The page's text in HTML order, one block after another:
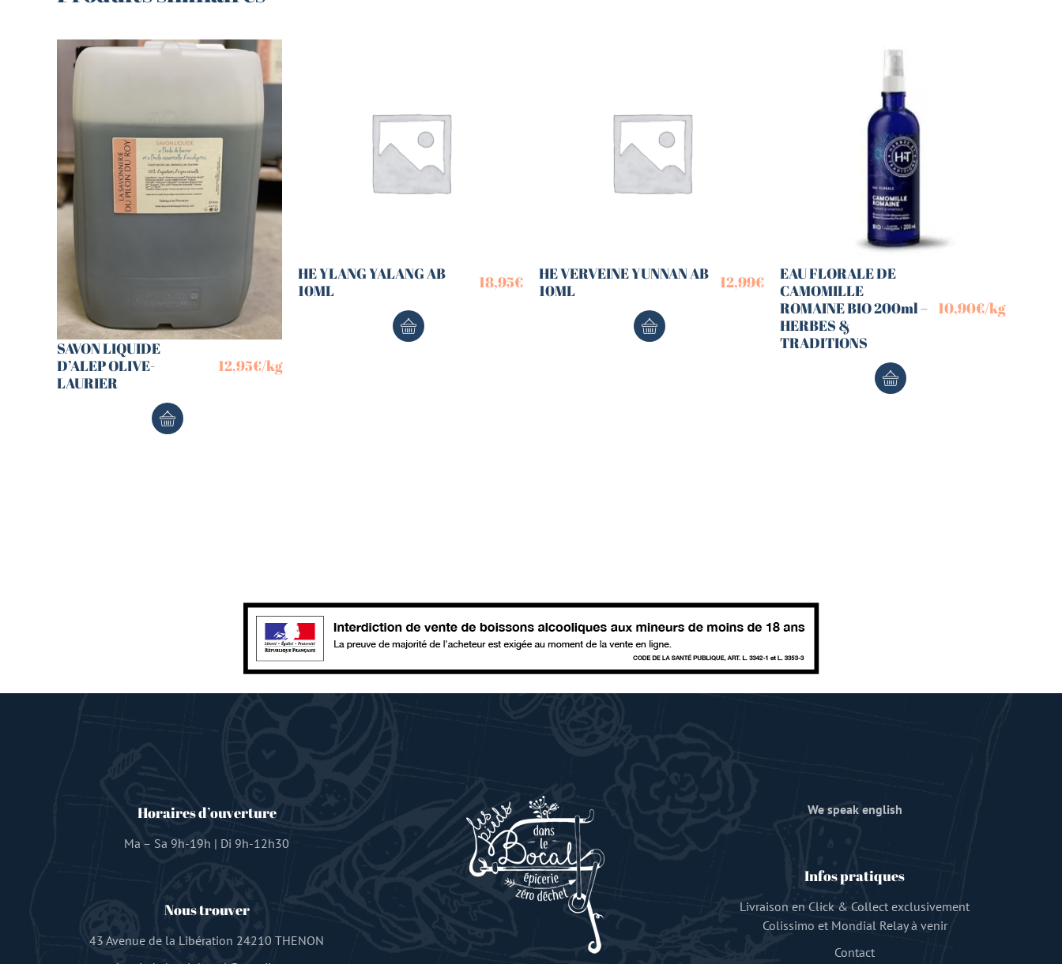
SAVON LIQUIDE
D’ALEP OLIVE-
LAURIER
12,95€/kg
HE YLANG YALANG AB
10ML
18,95€
HE VERVEINE YUNNAN AB
10ML
12,99€
EAU FLORALE DE
CAMOMILLE
ROMAINE BIO 200ml –
HERBES &
TRADITIONS
10,90€/kg
Horaires d’ouverture
Ma – Sa 9h-19h | Di 9h-12h30
Nous trouver
43 Avenue de la Libération 24210 THENON
We speak english
Infos pratiques
Livraison en Click & Collect exclusivement
Colissimo et Mondial Relay à venir
Contact